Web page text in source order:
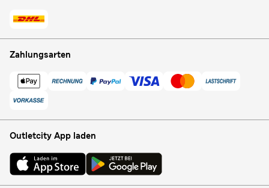
Zahlungsarten
Outletcity App laden